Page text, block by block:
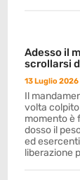
Adesso il
scrollarsi
13 Luglio 2026
Il
volta colpito
momento è
dosso il
ed
liberazione